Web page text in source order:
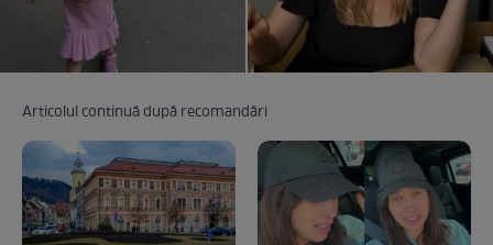
Articolul continuă după recomandări